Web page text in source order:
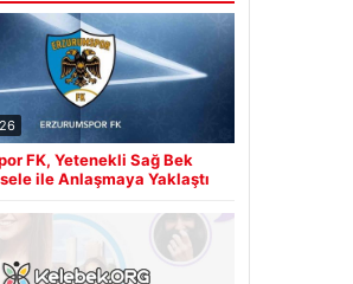
FK, Yetenekli Sağ Bek
ile Anlaşmaya Yaklaştı